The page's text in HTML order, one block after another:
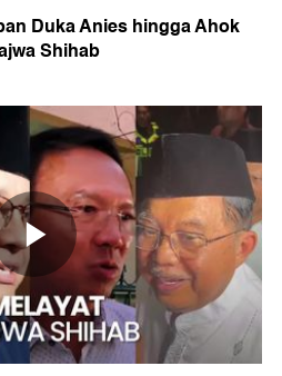
Duka Anies hingga Ahok
Shihab